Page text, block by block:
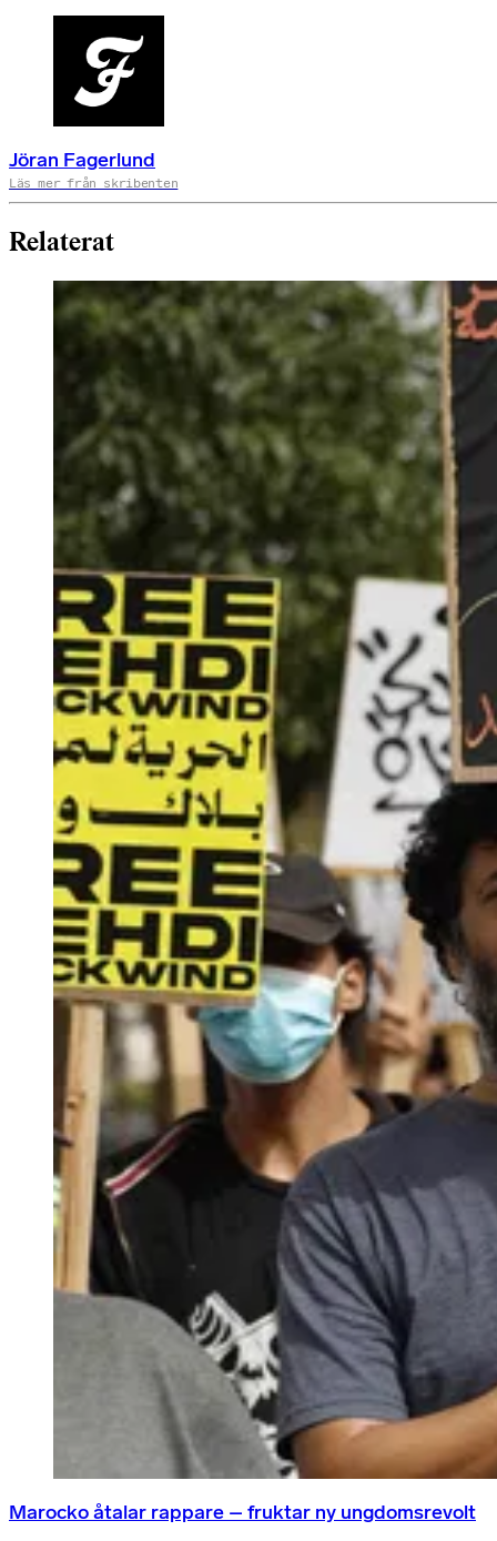
Jöran Fagerlund
Läs mer från skribenten
Relaterat
Marocko åtalar rappare – fruktar ny ungdomsrevolt